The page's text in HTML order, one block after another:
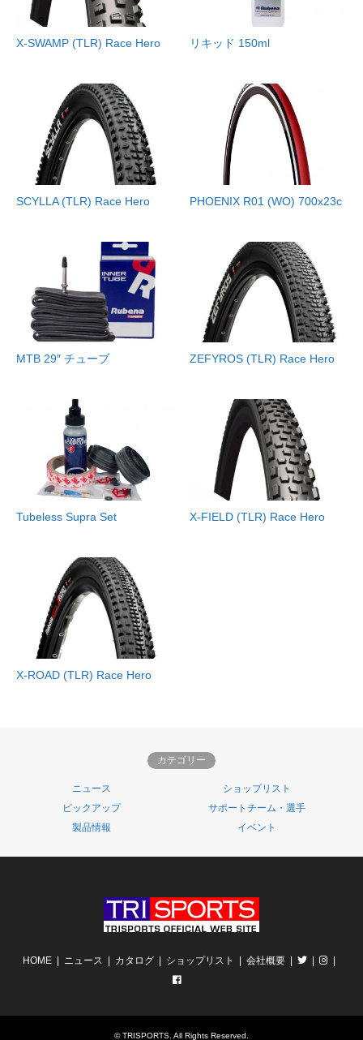
X-SWAMP (TLR) Race Hero リキッド 150ml
SCYLLA (TLR) Race Hero PHOENIX R01 (WO) 700x23c
MTB 29″ チューブ ZEFYROS (TLR) Race Hero
Tubeless Supra Set X-FIELD (TLR) Race Hero
X-ROAD (TLR) Race Hero
カテゴリー
ニュース
ショップリスト
ピックアップ
サポートチーム・選手
製品情報
イベント
HOME ニュース カタログ ショップリスト 会社概要
©TRISPORTS . All Rights Reserved.